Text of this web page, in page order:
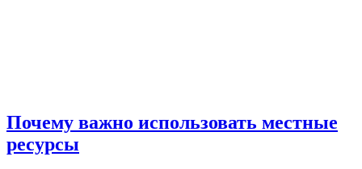
Почему важно использовать местные
ресурсы